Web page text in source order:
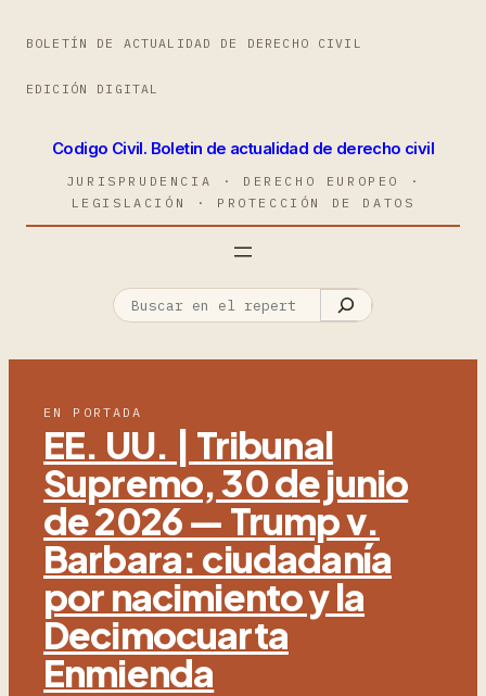
BOLETÍN DE ACTUALIDAD DE DERECHO CIVIL
EDICIÓN DIGITAL
Codigo Civil. Boletin de actualidad de derecho civil
JURISPRUDENCIA · DERECHO EUROPEO ·
LEGISLACIÓN · PROTECCIÓN DE DATOS
EN PORTADA
EE. UU. | Tribunal
Supremo, 30 de junio
de 2026 — Trump v.
Barbara: ciudadanía
por nacimiento y la
Decimocuarta
Enmienda